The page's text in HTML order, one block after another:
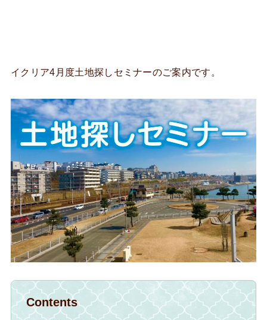
イクリア4月度土地探しセミナーのご案内です。
Contents